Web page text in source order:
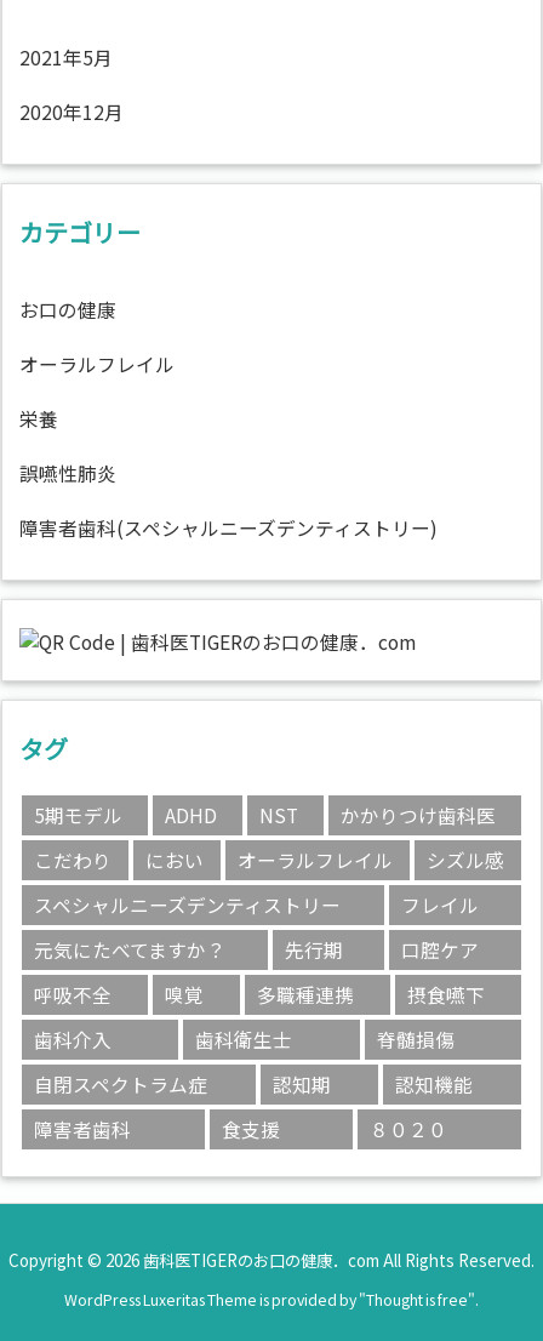
2021年5月
2020年12月
カテゴリー
お口の健康
オーラルフレイル
栄養
誤嚥性肺炎
障害者歯科(スペシャルニーズデンティストリー)
タグ
5期モデル ADHD NST
かかりつけ歯科医
こだわり
におい オーラルフレイル
シズル感
スペシャルニーズデンティストリー
フレイル
元気にたべてますか？
先行期
口腔ケア
呼吸不全
嗅覚 多職種連携
摂食嚥下
歯科介入
歯科衛生士
脊髄損傷
自閉スペクトラム症
認知期
認知機能
障害者歯科
食支援 ８０２０
Copyright © 2026歯科医TIGERのお口の健康．com All Rights Reserved.
WordPress Luxeritas Theme is provided by "Thought is free".